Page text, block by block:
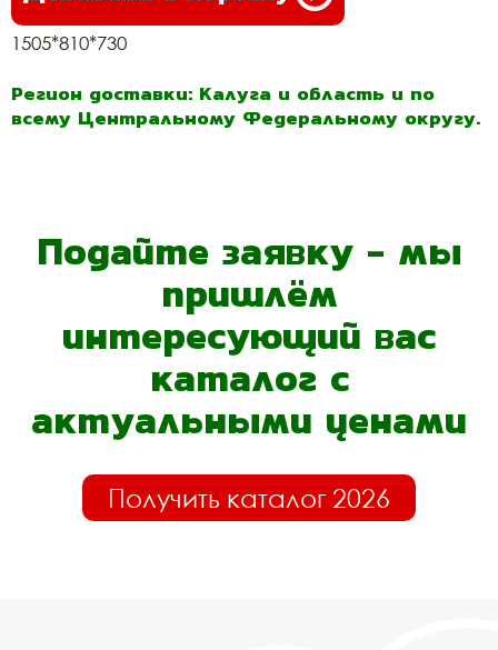
1505*810*730
Регион доставки: Калуга и область и по
всему Центральному Федеральному округу.
Подайте заявку - мы
пришлём
интересующий вас
каталог с
актуальными ценами
Получить каталог 2026